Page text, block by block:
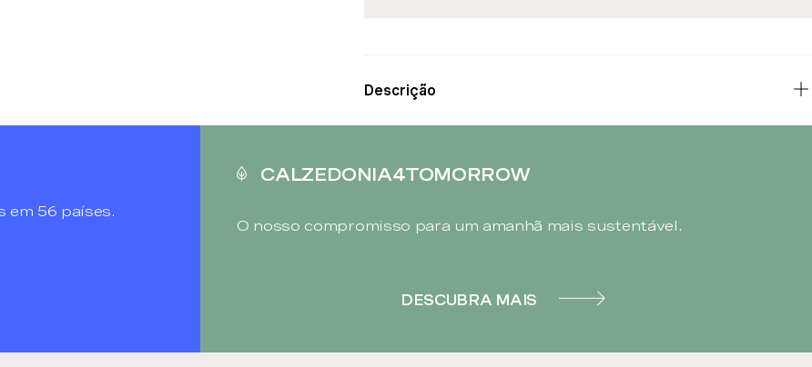
Descrição
em 56 países.
CALZEDONIA4TOMORROW
O nosso compromisso para um amanhã mais sustentável.
DESCUBRA MAIS